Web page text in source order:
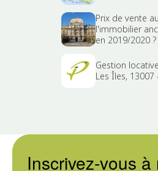
Prix de vente
l'immobilier
en 2019/2020 ?
Gestion
Les Îles, 13007
Inscrivez-vous à